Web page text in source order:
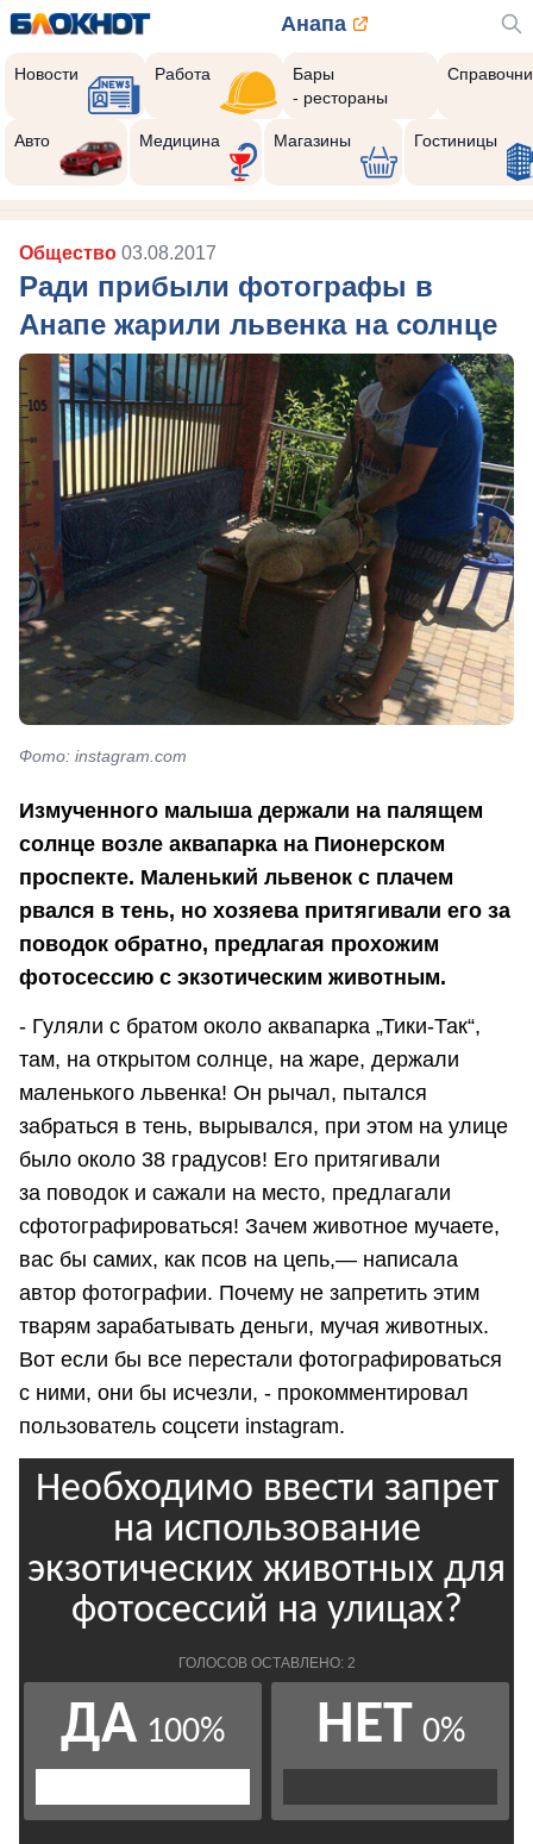
Анапа
Новости Работа
Бары
- рестораны
Авто Медицина Магазины Гостиницы
Общество 03.08.2017
Ради прибыли фотографы в
Анапе жарили львенка на солнце
Фото: instagram.com
Измученного малыша держали на палящем
солнце возле аквапарка на Пионерском
проспекте. Маленький львенок с плачем
рвался в тень, но хозяева притягивали его за
поводок обратно, предлагая прохожим
фотосессию с экзотическим животным.
- Гуляли с братом около аквапарка „Тики-Так“,
там, на открытом солнце, на жаре, держали
маленького львенка! Он рычал, пытался
забраться в тень, вырывался, при этом на улице
было около 38 градусов! Его притягивали
за поводок и сажали на место, предлагали
сфотографироваться! Зачем животное мучаете,
вас бы самих, как псов на цепь,— написала
автор фотографии. Почему не запретить этим
тварям зарабатывать деньги, мучая животных.
Вот если бы все перестали фотографироваться
с ними, они бы исчезли, - прокомментировал
пользователь соцсети instagram.